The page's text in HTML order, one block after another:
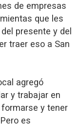
de empresas
que les
presente y del
traer eso a San
agregó
y trabajar en
y tener
es